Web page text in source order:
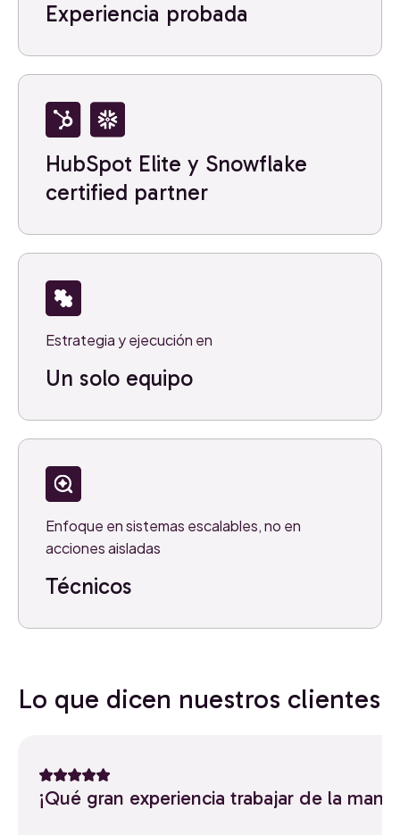
Experiencia probada
HubSpot Elite y Snowflake
certified partner
Un solo equipo
Estrategia y ejecución en
Técnicos
Enfoque en sistemas escalables, no en
acciones aisladas
Lo que dicen nuestros clientes
¡Qué gran experiencia trabajar de la